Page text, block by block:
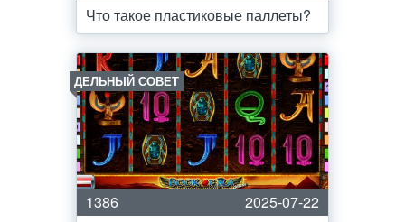
Что такое пластиковые паллеты?
ДЕЛЬНЫЙ СОВЕТ
1386
2025-07-22